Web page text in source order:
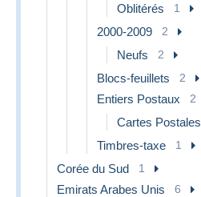
Oblitérés 1
2000-2009 2
Neufs 2
Blocs-feuillets 2
Entiers Postaux 2
Cartes Postales
Timbres-taxe 1
Corée du Sud 1
Emirats Arabes Unis 6